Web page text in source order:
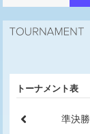
トーナメント表
準決勝